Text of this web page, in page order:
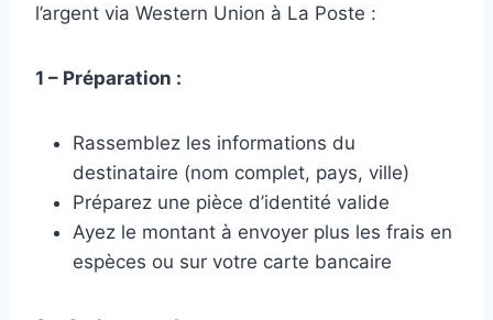
l’argent via Western Union à La Poste :
1 – Préparation :
Rassemblez les informations du
destinataire (nom complet, pays, ville)
Préparez une pièce d’identité valide
Ayez le montant à envoyer plus les frais en
espèces ou sur votre carte bancaire